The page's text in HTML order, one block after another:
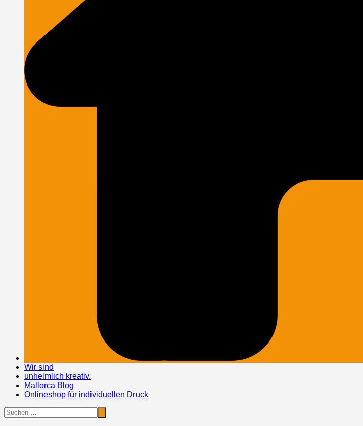
Wir sind
unheimlich kreativ.
Mallorca Blog
Onlineshop für individuellen Druck